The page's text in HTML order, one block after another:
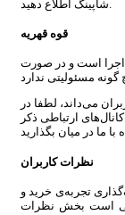
قوه قهریه
اجرا است و در صورت
می‌داند، لطفا در
ارتباطی ذکر
نظرات کاربران
تجربه‌ی خرید و
است بخش نظرات